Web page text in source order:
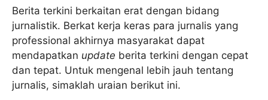
Berita terkini berkaitan erat dengan bidang
jurnalistik. Berkat kerja keras para jurnalis yang
professional akhirnya masyarakat dapat
mendapatkan update berita terkini dengan cepat
dan tepat. Untuk mengenal lebih jauh tentang
jurnalis, simaklah uraian berikut ini.